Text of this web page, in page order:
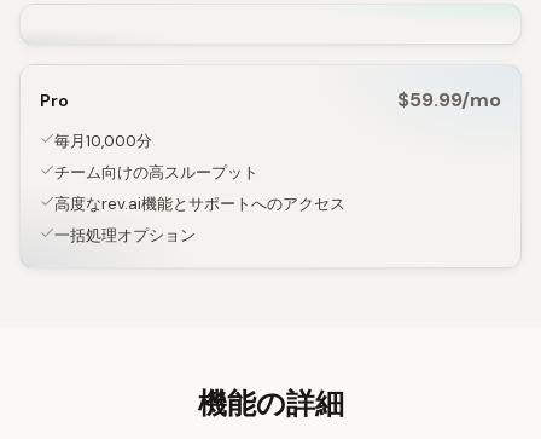
Pro $59.99/mo
毎月10,000分
チーム向けの高スループット
高度なrev.ai機能とサポートへのアクセス
一括処理オプション
機能の詳細